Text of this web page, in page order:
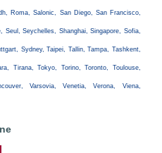
Roma, Salonic, San Diego, San Francisco,
Seul, Seychelles, Shanghai, Singapore, Sofia,
Sydney, Taipei, Tallin, Tampa, Tashkent,
Tirana, Tokyo, Torino, Toronto, Toulouse,
Varsovia, Venetia, Verona, Viena,